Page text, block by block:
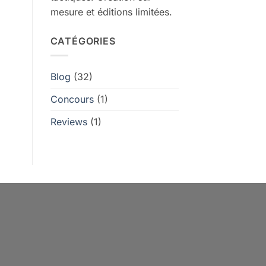
mesure et éditions limitées.
CATÉGORIES
Blog (32)
Concours(1)
Reviews(1)